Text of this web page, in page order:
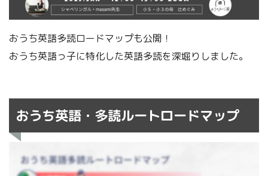
おうち英語多読ロードマップも公開！
おうち英語っ子に特化した英語多読を深堀りしました。
おうち英語・多読ルートロードマップ